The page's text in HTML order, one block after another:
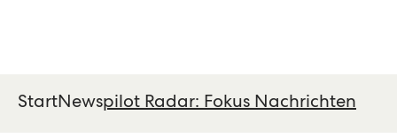
StartNewspilot Radar: Fokus Nachrichten